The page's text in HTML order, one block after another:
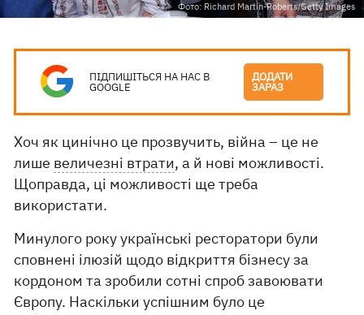
Фото: Richard Martin-Roberts/Getty Images
ПІДПИШІТЬСЯ НА НАС В
GOOGLE
ДОДАТИ
ЗАРАЗ
Хоч як цинічно це прозвучить, війна – це не
лише величезні втрати, а й нові можливості.
Щоправда, ці можливості ще треба
використати.
Минулого року українські ресторатори були
сповнені ілюзій щодо відкриття бізнесу за
кордоном та зробили сотні спроб завоювати
Європу. Наскільки успішним було це